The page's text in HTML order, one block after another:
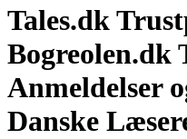
Tales.dk
Bogreolen.dk
Anmeldelser
Danske